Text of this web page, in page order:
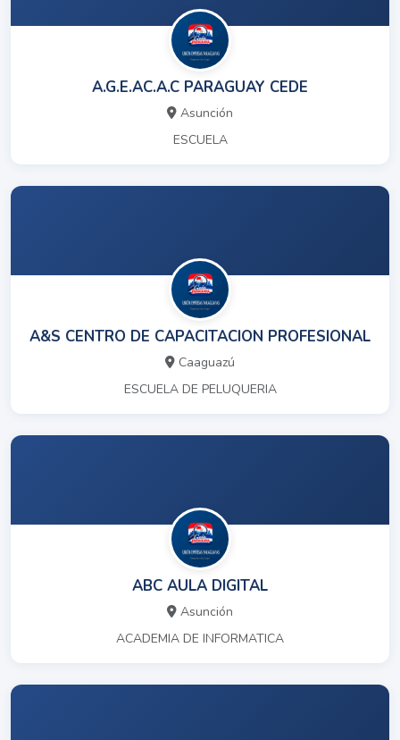
A.G.E.AC.A.C PARAGUAY CEDE
Asunción
ESCUELA
A&S CENTRO DE CAPACITACION PROFESIONAL
Caaguazú
ESCUELA DE PELUQUERIA
ABC AULA DIGITAL
Asunción
ACADEMIA DE INFORMATICA